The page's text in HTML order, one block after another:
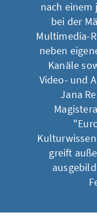
nach
bei der
Multimedia-
neben
Kanäle
Video- und
Jana
greift